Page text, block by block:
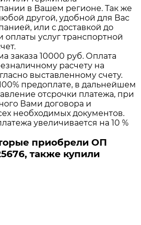
в Вашем регионе. Так же
другой, удобной для Вас
или с доставкой до
оплаты услуг транспортной
заказа 10000 руб. Оплата
расчету на
выставленному счету.
предоплате, в дальнейшем
отсрочки платежа, при
Вами договора и
необходимых документов.
увеличивается на 10 %
приобрели ОП
также купили